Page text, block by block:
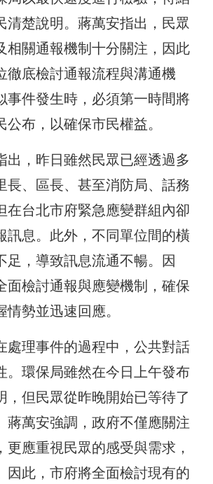
清楚說明。蔣萬安指出，民眾
相關通報機制十分關注，因此
徹底檢討通報流程與溝通機
事件發生時，必須第一時間將
公布，以確保市民權益。
出，昨日雖然民眾已經透過多
長、區長、甚至消防局、話務
在台北市府緊急應變群組內卻
訊息。此外，不同單位間的橫
足，導致訊息流通不暢。因
面檢討通報與應變機制，確保
勢並迅速回應。
處理事件的過程中，公共對話
。環保局雖然在今日上午發布
，但民眾從昨晚開始已等待了
蔣萬安強調，政府不僅應關注
更應重視民眾的感受與需求，
因此，市府將全面檢討現有的